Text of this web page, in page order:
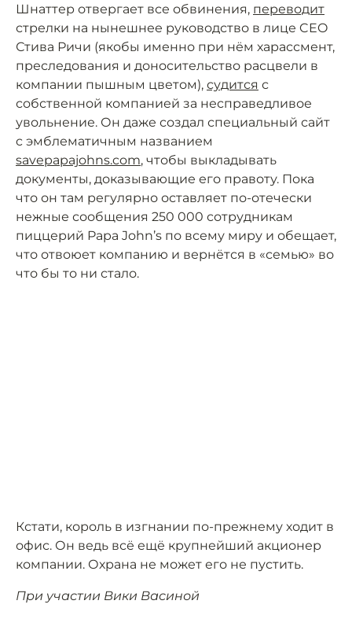
Шнаттер отвергает все обвинения, переводит
стрелки на нынешнее руководство в лице CEO
Стива Ричи (якобы именно при нём харассмент,
преследования и доносительство расцвели в
компании пышным цветом), судится с
собственной компанией за несправедливое
увольнение. Он даже создал специальный сайт
c эмблематичным названием
savepapajohns.com, чтобы выкладывать
документы, доказывающие его правоту. Пока
что он там регулярно оставляет по-отечески
нежные сообщения 250 000 сотрудникам
пиццерий Papa John’s по всему миру и обещает,
что отвоюет компанию и вернётся в «семью» во
что бы то ни стало.
Кстати, король в изгнании по-прежнему ходит в
офис. Он ведь всё ещё крупнейший акционер
компании. Охрана не может его не пустить.
При участии Вики Васиной